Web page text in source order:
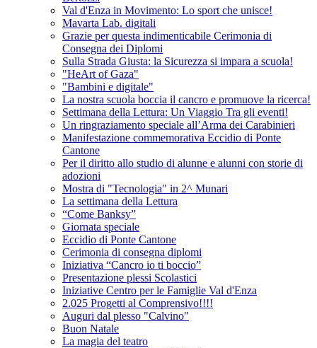
Val d'Enza in Movimento: Lo sport che unisce!
Mavarta Lab. digitali
Grazie per questa indimenticabile Cerimonia di
Consegna dei Diplomi
Sulla Strada Giusta: la Sicurezza si impara a scuola!
"HeArt of Gaza"
"Bambini e digitale"
La nostra scuola boccia il cancro e promuove la ricerca!
Settimana della Lettura: Un Viaggio Tra gli eventi!
Un ringraziamento speciale all’Arma dei Carabinieri
Manifestazione commemorativa Eccidio di Ponte
Cantone
Per il diritto allo studio di alunne e alunni con storie di
adozioni
Mostra di "Tecnologia" in 2^ Munari
La settimana della Lettura
“Come Banksy”
Giornata speciale
Eccidio di Ponte Cantone
Cerimonia di consegna diplomi
Iniziativa “Cancro io ti boccio”
Presentazione plessi Scolastici
Iniziative Centro per le Famiglie Val d'Enza
2.025 Progetti al Comprensivo!!!!
Auguri dal plesso "Calvino"
Buon Natale
La magia del teatro